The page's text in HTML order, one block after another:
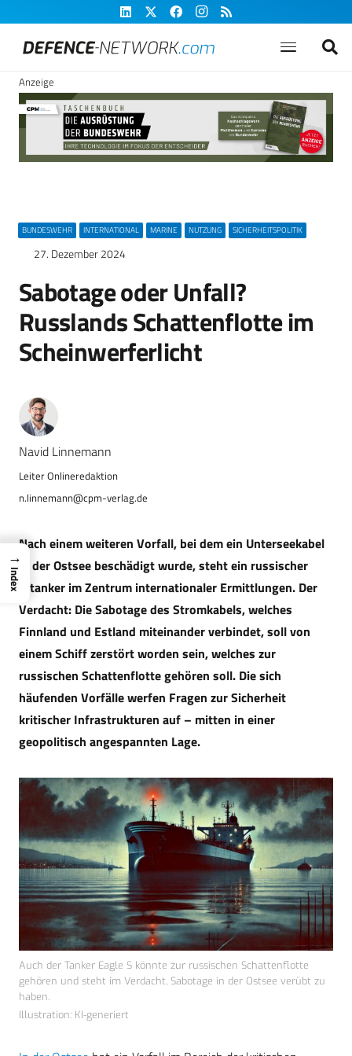
Anzeige
BUNDESWEHR INTERNATIONAL MARINE NUTZUNG SICHERHEITSPOLITIK
27. Dezember 2024
Sabotage oder Unfall?
Russlands Schattenflotte im
Scheinwerferlicht
Navid Linnemann
n.linnemann@cpm-verlag.de
Nach einem weiteren Vorfall, bei dem ein Unterseekabel
in der Ostsee beschädigt wurde, steht ein russischer
Öltanker im Zentrum internationaler Ermittlungen. Der
Verdacht: Die Sabotage des Stromkabels, welches
Finnland und Estland miteinander verbindet, soll von
einem Schiff zerstört worden sein, welches zur
russischen Schattenflotte gehören soll. Die sich
häufenden Vorfälle werfen Fragen zur Sicherheit
kritischer Infrastrukturen auf – mitten in einer
geopolitisch angespannten Lage.
Auch der Tanker Eagle S könnte zur russischen Schattenflotte
gehören und steht im Verdacht, Sabotage in der Ostsee verübt zu
haben.
Illustration: KI-generiert
→
Index